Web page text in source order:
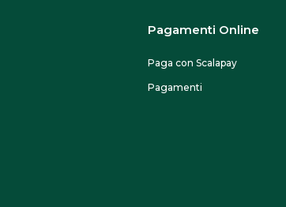
Pagamenti Online
Paga con Scalapay
Pagamenti